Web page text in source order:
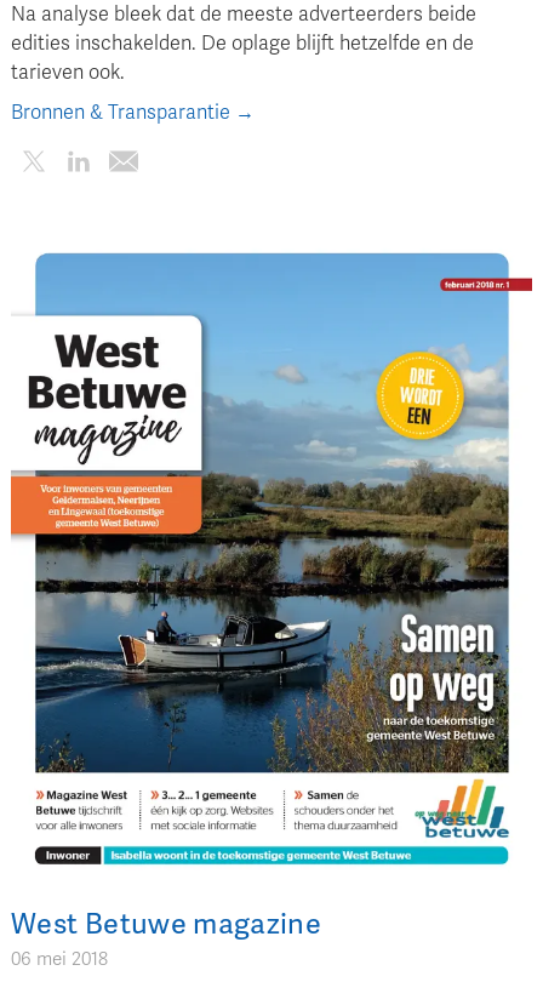
Na analyse bleek dat de meeste adverteerders beide
edities inschakelden. De oplage blijft hetzelfde en de
tarieven ook.
Bronnen & Transparantie →
West Betuwe magazine
06 mei 2018